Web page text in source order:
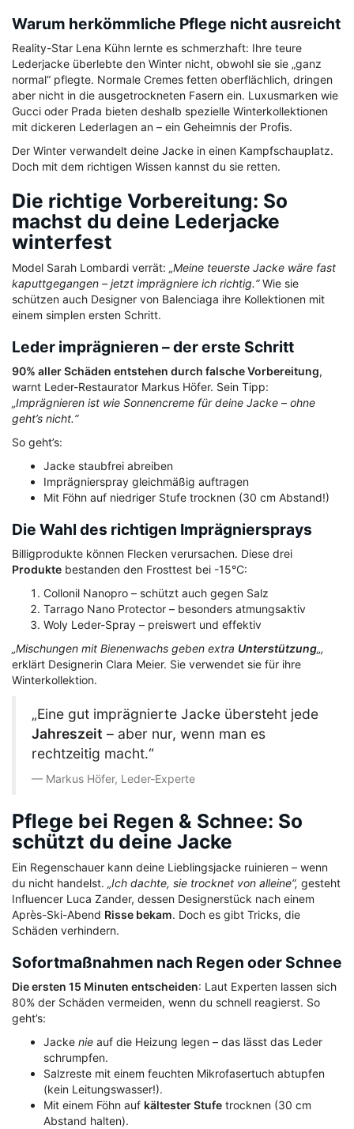
Warum herkömmliche Pflege nicht ausreicht
Reality-Star Lena Kühn lernte es schmerzhaft: Ihre teure
Lederjacke überlebte den Winter nicht, obwohl sie sie „ganz
normal“ pflegte. Normale Cremes fetten oberflächlich, dringen
aber nicht in die ausgetrockneten Fasern ein. Luxusmarken wie
Gucci oder Prada bieten deshalb spezielle Winterkollektionen
mit dickeren Lederlagen an – ein Geheimnis der Profis.
Der Winter verwandelt deine Jacke in einen Kampfschauplatz.
Doch mit dem richtigen Wissen kannst du sie retten.
Die richtige Vorbereitung: So
machst du deine Lederjacke
winterfest
Model Sarah Lombardi verrät: „Meine teuerste Jacke wäre fast
kaputtgegangen – jetzt imprägniere ich richtig.“Wie sie
schützen auch Designer von Balenciaga ihre Kollektionen mit
einem simplen ersten Schritt.
Leder imprägnieren – der erste Schritt
90% aller Schäden entstehen durch falsche Vorbereitung,
warnt Leder-Restaurator Markus Höfer. Sein Tipp:
„Imprägnieren ist wie Sonnencreme für deine Jacke – ohne
geht’s nicht.“
So geht’s:
Jacke staubfrei abreiben
Imprägnierspray gleichmäßig auftragen
Mit Föhn auf niedriger Stufe trocknen (30 cm Abstand!)
Die Wahl des richtigen Imprägniersprays
Billigprodukte können Flecken verursachen. Diese drei
Produkte bestanden den Frosttest bei -15°C:
Collonil Nanopro – schützt auch gegen Salz
Tarrago Nano Protector – besonders atmungsaktiv
Woly Leder-Spray – preiswert und effektiv
„Mischungen mit Bienenwachs geben extra Unterstützung„,
erklärt Designerin Clara Meier. Sie verwendet sie für ihre
Winterkollektion.
„Eine gut imprägnierte Jacke übersteht jede
Jahreszeit – aber nur, wenn man es
rechtzeitig macht.“
Markus Höfer, Leder-Experte
Pflege bei Regen & Schnee: So
schützt du deine Jacke
Ein Regenschauer kann deine Lieblingsjacke ruinieren – wenn
du nicht handelst. „Ich dachte, sie trocknet von alleine“, gesteht
Influencer Luca Zander, dessen Designerstück nach einem
Après-Ski-Abend Risse bekam. Doch es gibt Tricks, die
Schäden verhindern.
Sofortmaßnahmen nach Regen oder Schnee
Die ersten 15 Minuten entscheiden: Laut Experten lassen sich
80% der Schäden vermeiden, wenn du schnell reagierst. So
geht’s:
Jacke nie auf die Heizung legen – das lässt das Leder
schrumpfen.
Salzreste mit einem feuchten Mikrofasertuch abtupfen
(kein Leitungswasser!).
Mit einem Föhn auf kältester Stufe trocknen (30 cm
Abstand halten).